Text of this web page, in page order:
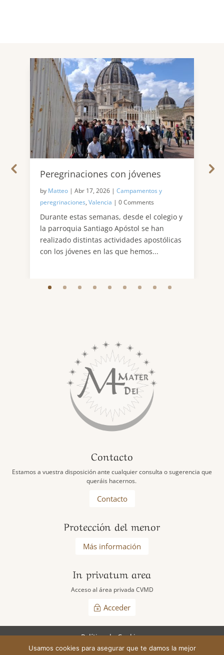
Peregrinaciones con jóvenes
by Matteo | Abr 17, 2026 | Campamentos y
peregrinaciones, Valencia | 0 Comments
Durante estas semanas, desde el colegio y
la parroquia Santiago Apóstol se han
realizado distintas actividades apostólicas
con los jóvenes en las que hemos...
Contacto
Estamos a vuestra disposición ante cualquier consulta o sugerencia que
queráis hacernos.
Contacto
Protección del menor
Más información
In privatum area
Acceso al área privada CVMD
Acceder
Política de Cookies
Usamos cookies para asegurar que te damos la mejor